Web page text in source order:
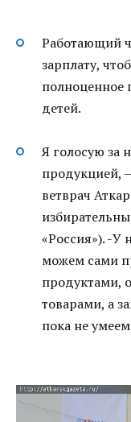
Работающий
зарплату,
полноценное
детей.
Я голосую за
продукцией,
ветврач
«Россия»). -У
можем сами
продуктами,
товарами, а
пока не